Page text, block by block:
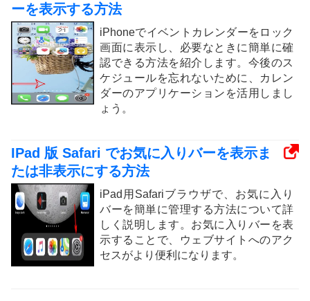
ーを表示する方法
iPhoneでイベントカレンダーをロック
画面に表示し、必要なときに簡単に確
認できる方法を紹介します。今後のス
ケジュールを忘れないために、カレン
ダーのアプリケーションを活用しまし
ょう。
IPad 版 Safari でお気に入りバーを表示ま
たは非表示にする方法
iPad用Safariブラウザで、お気に入り
バーを簡単に管理する方法について詳
しく説明します。お気に入りバーを表
示することで、ウェブサイトへのアク
セスがより便利になります。